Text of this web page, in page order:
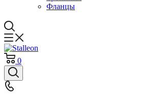
Фланцы
0